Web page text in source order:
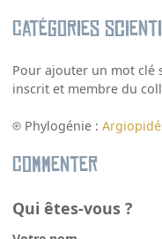
Catégories
Pour ajouter un mot clé
inscrit et membre du
Phylogénie :
Commenter
Qui êtes-vous ?